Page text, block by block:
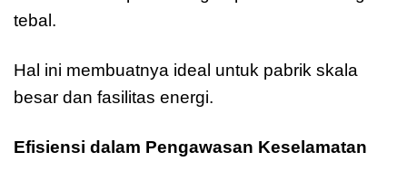
tebal.
Hal ini membuatnya ideal untuk pabrik skala
besar dan fasilitas energi.
Efisiensi dalam Pengawasan Keselamatan